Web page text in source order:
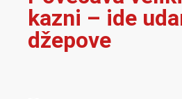
kazni – ide
džepove